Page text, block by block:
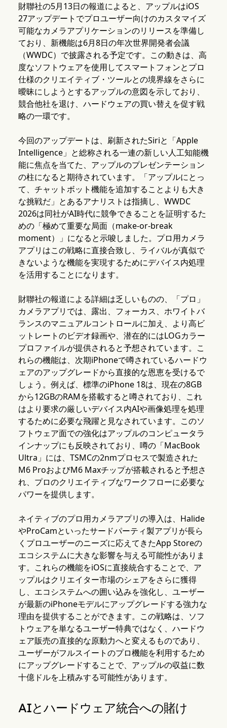
財聯社の5月13日の報道によると、アップルはiOS
27アップデートでプロユーザー向けのカスタマイズ
可能なカメラアプリケーションのリリースを準備し
ており、新機能は6月8日の年次世界開発者会議
（WWDC）で披露される予定です。この動きは、高
度なソフトウェアを使用してスマートフォンとプロ
仕様のクリエイティブ・ツールとの境界線をさらに
曖昧にしようとするアップルの意図を示しており、
競合他社を退け、ハードウェアの買い替えを促す戦
略の一環です。
今回のアップデートは、刷新されたSiriと「Apple
Intelligence」と総称される一連の新しい人工知能機
能に焦点を当てた、アップルのプレゼンテーション
の柱になると期待されています。「アップルにとっ
て、チャットボット機能を追加することよりも大き
な挑戦だ」とあるアナリストは指摘し、WWDC
2026は同社がAI時代に競争できることを証明するた
めの「極めて重要な局面（make-or-break
moment）」になると示唆しました。プロ用カメラ
アプリはこの戦略に直接合致し、ライバルが真似で
きないような機能を実現するためにデバイス内処理
を活用することになります。
財聯社の報道による詳細は乏しいものの、「プロ」
カメラアプリでは、露出、フォーカス、ホワイトバ
ランスのマニュアルコントロールに加え、より高ビ
ットレートのビデオ録画や、潜在的にはLOGカラー
プロファイルが提供されると予想されています。こ
れらの機能は、次期iPhoneで噂されているハードウ
ェアのアップグレードから直接的な恩恵を受けるで
しょう。例えば、標準のiPhone 18は、現在の8GB
から12GBのRAMを搭載すると噂されており、これ
はより要求の厳しいデバイス内AIや画像処理を処理
するために必要な飛躍と見なされています。このソ
フトウェア面での強化はアップルのコンピュータラ
インナップにも反映されており、噂の「MacBook
Ultra」には、TSMCの2nmプロセスで製造された
M6 ProおよびM6 Maxチップが搭載されると予想さ
れ、プロのクリエイティブなワークフローに必要な
パワーを提供します。
ネイティブのプロ用カメラアプリの導入は、Halide
やProCamといったサードパーティ製アプリが長ら
くプロユーザーのニーズに応えてきたApp Storeの
エコシステムに大きな影響を与える可能性がありま
す。これらの機能をiOSに直接統合することで、ア
ップルはクリエイター市場のシェアをさらに獲得
し、エコシステムへの囲い込みを強化し、ユーザー
が最新のiPhoneモデルにアップグレードする強力な
理由を提供することができます。この戦略は、ソフ
トウェアを単なるユーザー特典ではなく、ハードウ
ェア販売の直接的な原動力へと変えるものであり、
ユーザーがフルスイートのプロ機能を利用するため
にアップグレードすることで、アップルの収益に数
十億ドルを上積みする可能性があります。
AIとハードウェア統合への賭け